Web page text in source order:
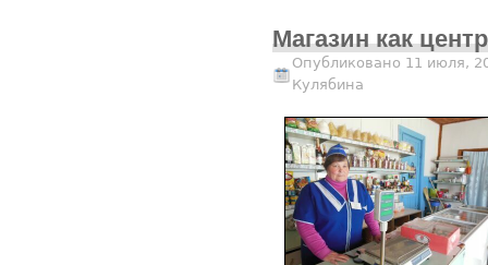
Магазин как
Опубликовано 11 июля,
Кулябина